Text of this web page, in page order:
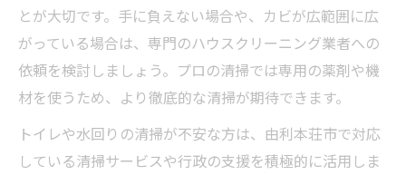
とが大切です。手に負えない場合や、カビが広範囲に広
がっている場合は、専門のハウスクリーニング業者への
依頼を検討しましょう。プロの清掃では専用の薬剤や機
材を使うため、より徹底的な清掃が期待できます。
トイレや水回りの清掃が不安な方は、由利本荘市で対応
している清掃サービスや行政の支援を積極的に活用しま